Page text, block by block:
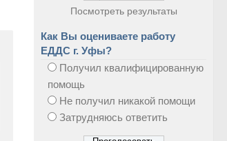
Посмотреть результаты
Как Вы оцениваете работу
ЕДДС г. Уфы?
Получил квалифицированную
помощь
Не получил никакой помощи
Затрудняюсь ответить